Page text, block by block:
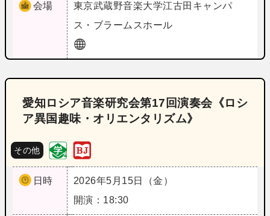
会場 東京武蔵野音楽大学江古田キャンパ
ス・ブラームスホール
愛知ロシア音楽研究会第17回演奏会《ロシ
ア異国趣味・オリエンタリズム》
その他
日時
2026年5月15日（金）
開演：18:30